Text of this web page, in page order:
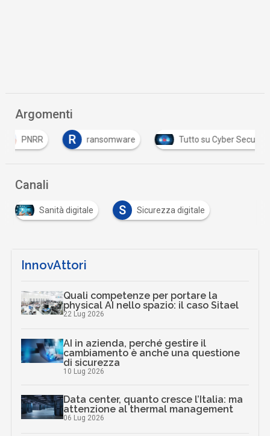
Argomenti
R
ransomware Tutto su Cyber Security T
Canali
Sanità digitale S Sicurezza digitale
InnovAttori
Quali competenze per portare la
physical AI nello spazio: il caso Sitael
22 Lug 2026
AI in azienda, perché gestire il
cambiamento è anche una questione
di sicurezza
10 Lug 2026
Data center, quanto cresce l’Italia: ma
attenzione al thermal management
06 Lug 2026